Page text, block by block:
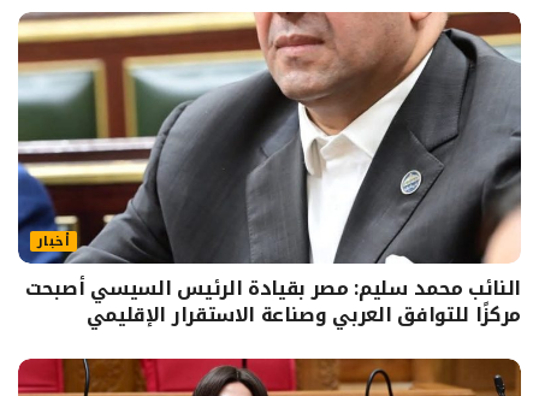
أخبار
النائب محمد سليم: مصر بقيادة الرئيس السيسي أصبحت
مركزًا للتوافق العربي وصناعة الاستقرار الإقليمي